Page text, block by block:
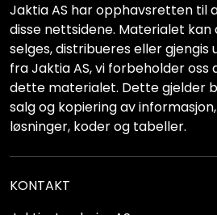
Jaktia AS har opphavsretten til
disse nettsidene. Materialet
selges, distribueres eller
fra Jaktia AS, vi forbeholder
dette materialet. Dette gjelder
salg og kopiering av
løsninger, koder og tabeller.
KONTAKT